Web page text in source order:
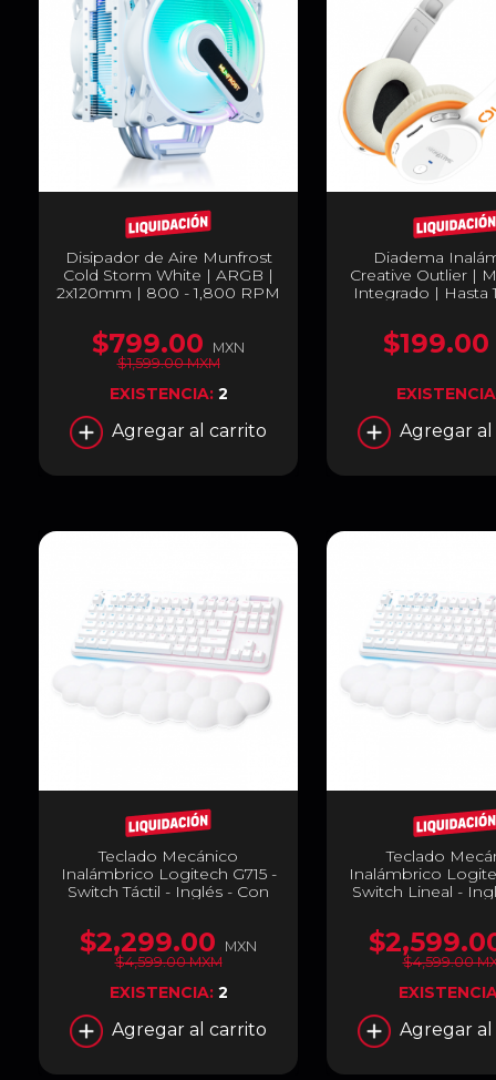
Disipador de Aire Munfrost
Cold Storm White | ARGB |
2x120mm | 800 - 1,800 RPM
$799.00
MXN
$1,599.00 MXM
EXISTENCIA: 2
Agregar al carrito
Diadema
Creative Outlier |
Integrado | Hasta
NFC / Lector de
Micro SD / Cable
$199.00
Agregar
Teclado Mecánico
Inalámbrico Logitech G715 -
Switch Táctil - Inglés - Con
Collection - 920-010453
$2,299.00
MXN
$4,599.00 MXM
EXISTENCIA: 2
Agregar al carrito
Teclado
Inalámbrico
Switch Lineal -
Collection - 920-
$4,599.00
Agregar